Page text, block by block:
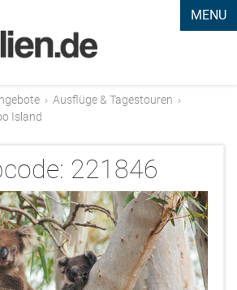
MENU
› Ausflüge & Tagestouren ›
Island
221846